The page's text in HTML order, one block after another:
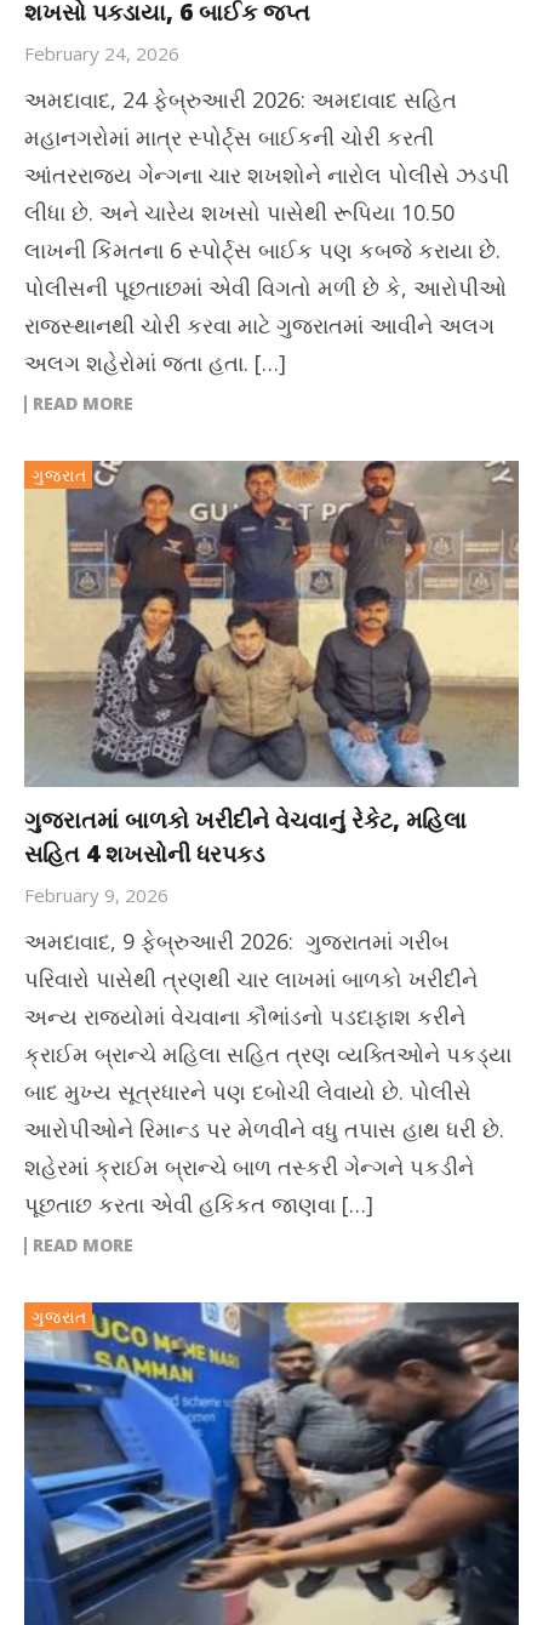
શખસો પકડાયા, 6 બાઈક જપ્ત
February 24, 2026
અમદાવાદ, 24 ફેબ્રુઆરી 2026: અમદાવાદ સહિત
મહાનગરોમાં માત્ર સ્પોર્ટ્સ બાઈકની ચોરી કરતી
આંતરરાજ્ય ગેન્ગના ચાર શખશોને નારોલ પોલીસે ઝડપી
લીધા છે. અને ચારેય શખસો પાસેથી રૂપિયા 10.50
લાખની કિંમતના 6 સ્પોર્ટ્સ બાઈક પણ કબજે કરાયા છે.
પોલીસની પૂછતાછમાં એવી વિગતો મળી છે કે, આરોપીઓ
રાજસ્થાનથી ચોરી કરવા માટે ગુજરાતમાં આવીને અલગ
અલગ શહેરોમાં જતા હતા. […]
READ MORE
ગુજરાત
ગુજરાતમાં બાળકો ખરીદીને વેચવાનું રેકેટ, મહિલા
સહિત 4 શખસોની ધરપકડ
February 9, 2026
અમદાવાદ, 9 ફેબ્રુઆરી 2026: ગુજરાતમાં ગરીબ
પરિવારો પાસેથી ત્રણથી ચાર લાખમાં બાળકો ખરીદીને
અન્ય રાજ્યોમાં વેચવાના કૌભાંડનો પડદાફાશ કરીને
ક્રાઈમ બ્રાન્ચે મહિલા સહિત ત્રણ વ્યક્તિઓને પકડ્યા
બાદ મુખ્ય સૂત્રધારને પણ દબોચી લેવાયો છે. પોલીસે
આરોપીઓને રિમાન્ડ પર મેળવીને વધુ તપાસ હાથ ધરી છે.
શહેરમાં ક્રાઈમ બ્રાન્ચે બાળ તસ્કરી ગેન્ગને પકડીને
પૂછતાછ કરતા એવી હકિકત જાણવા […]
READ MORE
ગુજરાત